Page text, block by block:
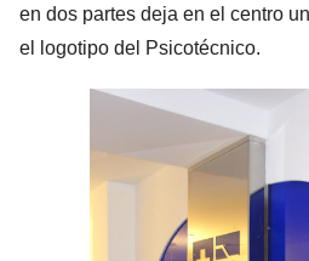
en dos partes deja en el centro
el logotipo del Psicotécnico.